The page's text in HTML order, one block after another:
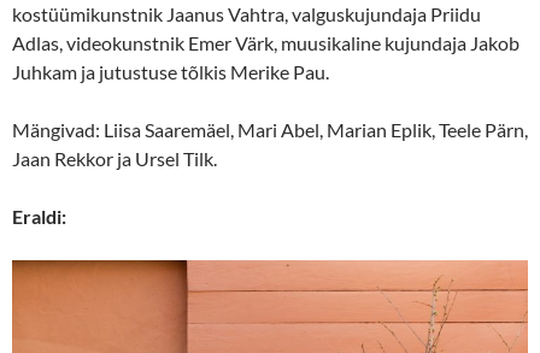
kostüümikunstnik Jaanus Vahtra, valguskujundaja Priidu
Adlas, videokunstnik Emer Värk, muusikaline kujundaja Jakob
Juhkam ja jutustuse tõlkis Merike Pau.
Mängivad: Liisa Saaremäel, Mari Abel, Marian Eplik, Teele Pärn,
Jaan Rekkor ja Ursel Tilk.
Eraldi: